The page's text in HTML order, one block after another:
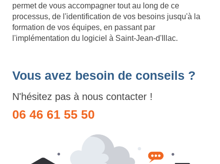
permet de vous accompagner tout au long de ce
processus, de l'identification de vos besoins jusqu'à la
formation de vos équipes, en passant par
l'implémentation du logiciel à Saint-Jean-d'Illac.
Vous avez besoin de conseils ?
N'hésitez pas à nous contacter !
06 46 61 55 50